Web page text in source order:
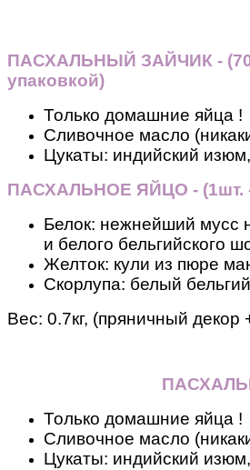
ПАСХАЛЬНЫЙ ЗАЙЧИК -
упаковкой)
Только домашние яйца !
Сливочное масло
Цукаты: индийский
ПАСХАЛЬНОЕ ЯЙЦО - (1шт. -
Белок: нежнейший мусс
и белого бельгийского
Желток: кули из пюре
Скорлупа: белый
Вес: 0.7кг, (пряничный декор
Только домашние яйца !
Сливочное масло
Цукаты: индийский